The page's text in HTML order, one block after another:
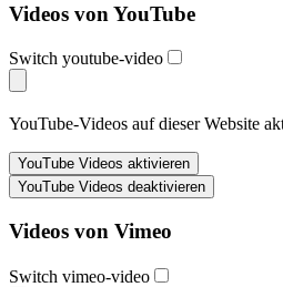
Videos von YouTube
Switch youtube-video
YouTube-Videos auf dieser Website
Videos von Vimeo
Switch vimeo-video